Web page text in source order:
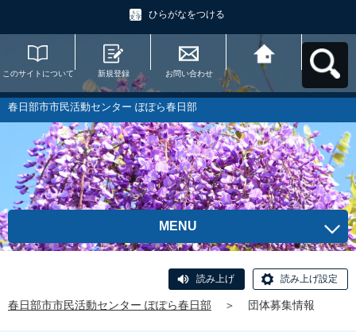
ひらがなをつける
このサイトについて 新規登録 お問い合わせ
春日部市市民活動セ
ンター ぽぽら春日部
へ戻る
春日部市市民活動センター ぽぽら春日部
MENU
読み上げ 読み上げ設定
春日部市市民活動センター ぽぽら春日部 ＞ 団体募集情報